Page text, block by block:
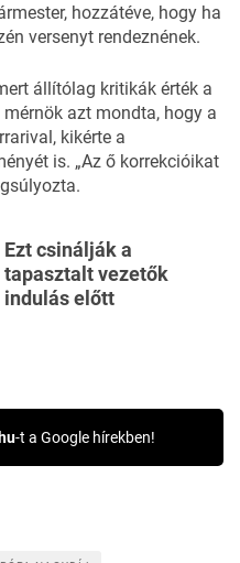
hozzátéve, hogy ha
versenyt rendeznének.
állítólag kritikák érték a
azt mondta, hogy a
kikérte a
is. „Az ő korrekcióikat
Ezt csinálják a
tapasztalt vezetők
indulás előtt
-t a Google hírekben!